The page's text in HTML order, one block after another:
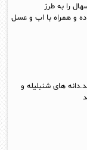
را به طرز
و همراه با اب و عسل
های شنبلیله و